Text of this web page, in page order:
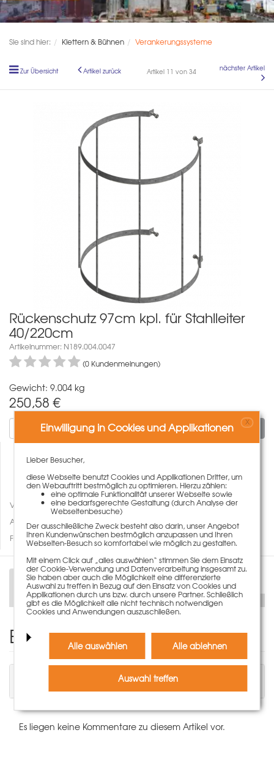
Sie sind hier: Klettern & Bühnen Verankerungssysteme
Zur Übersicht Artikel zurück Artikel 11 von 34 nächster Artikel
Rückenschutz 97cm kpl. für Stahlleiter
40/220cm
Artikelnummer: N189.004.0047
(0 Kundenmeinungen)
Gewicht: 9.004 kg
250,58 €
In den Warenkorb
Vergleichen
Auf den Merkzettel
Fragen zum Artikel
Beschreibung
Einen Kommentar schreiben
Sie müssen angemeldet sein, um einen
Kommentar schreiben zu können.
Es liegen keine Kommentare zu diesem Artikel vor.
Einwilligung in Cookies und Applikationen X
Lieber Besucher,
diese Webseite benutzt Cookies und Applikationen Dritter, um
den Webauftritt bestmöglich zu optimieren. Hierzu zählen:
eine optimale Funktionalität unserer Webseite sowie
eine bedarfsgerechte Gestaltung (durch Analyse der
Webseitenbesuche)
Der ausschließliche Zweck besteht also darin, unser Angebot
Ihren Kundenwünschen bestmöglich anzupassen und Ihren
Webseiten-Besuch so komfortabel wie möglich zu gestalten.
Mit einem Click auf „alles auswählen“ stimmen Sie dem Einsatz
der Cookie-Verwendung und Datenverarbeitung insgesamt zu.
Sie haben aber auch die Möglichkeit eine differenzierte
Auswahl zu treffen in Bezug auf den Einsatz von Cookies und
Applikationen durch uns bzw. durch unsere Partner. Schließlich
gibt es die Möglichkeit alle nicht technisch notwendigen
Cookies und Anwendungen auszuschließen.
Alle auswählen Alle ablehnen
Auswahl treffen